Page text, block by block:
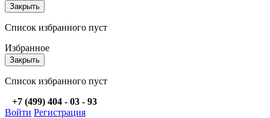
Закрыть
Список избранного пуст
Избранное
Закрыть
Список избранного пуст
+7 (499) 404 - 03 - 93
Войти Регистрация